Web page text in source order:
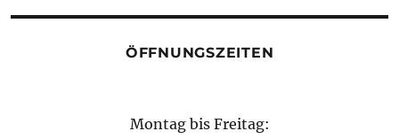
ÖFFNUNGSZEITEN
Montag bis Freitag: